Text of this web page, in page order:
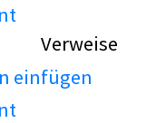
Verweise
einfügen